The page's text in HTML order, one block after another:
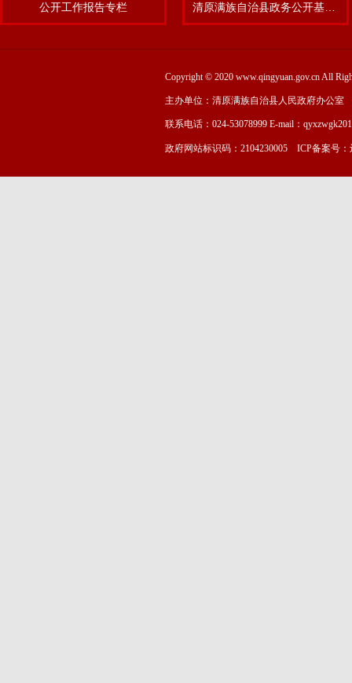
公开工作报告专栏
Copyright © 2020 www.qingyuan.gov.cn All
主办单位：清原满族自治县人民政府办公室
联系电话：024-53078999 E-mail：
政府网站标识码：2104230005 ICP备案号：